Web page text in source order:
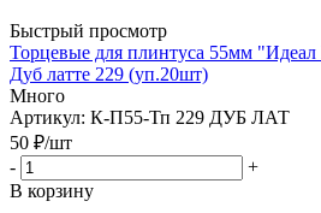
Быстрый просмотр
Торцевые для плинтуса 55мм "Идеал
Дуб латте 229 (уп.20шт)
Много
Артикул: К-П55-Тп 229 ДУБ ЛАТ
50 ₽/шт
-
+
В корзину